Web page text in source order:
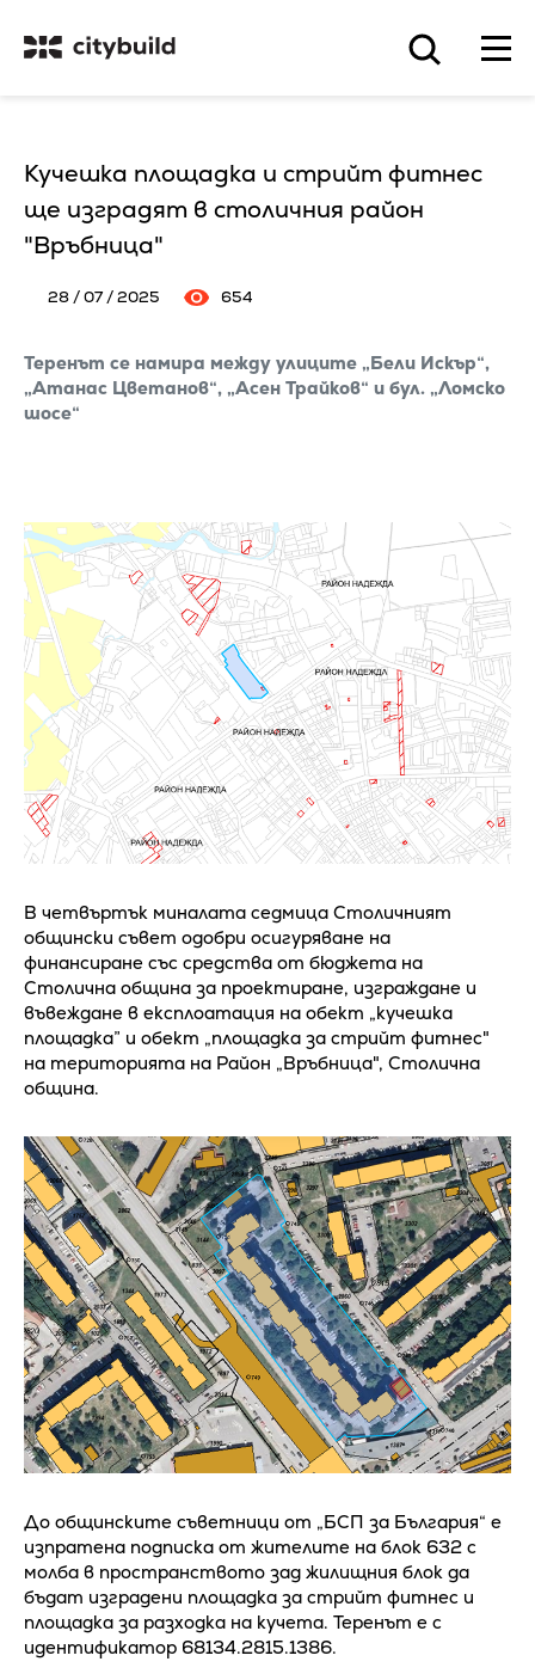
Кучешка площадка и стрийт фитнес
ще изградят в столичния район
"Връбница"
28 / 07 / 2025 654
Теренът се намира между улиците „Бели Искър“,
„Атанас Цветанов“, „Асен Трайков“ и бул. „Ломско
шосе“
В четвъртък миналата седмица Столичният
общински съвет одобри осигуряване на
финансиране със средства от бюджета на
Столична община за проектиране, изграждане и
въвеждане в експлоатация на обект „кучешка
площадка” и обект „площадка за стрийт фитнес"
на територията на Район „Връбница", Столична
община.
До общинските съветници от „БСП за България“ е
изпратена подписка от жителите на блок 632 с
молба в пространството зад жилищния блок да
бъдат изградени площадка за стрийт фитнес и
площадка за разходка на кучета. Теренът е с
идентификатор 68134.2815.1386.